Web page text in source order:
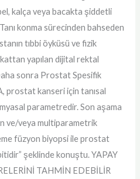
kalça veya bacakta şiddetli
konma sürecinden bahseden
tıbbi öyküsü ve fizik
yapılan dijital rektal
sonra Prostat Spesifik
prostat kanseri için tanısal
parametredir. Son aşama
ve/veya multiparametrik
füzyon biyopsi ile prostat
şeklinde konuştu. YAPAY
TAHMİN EDEBİLİR